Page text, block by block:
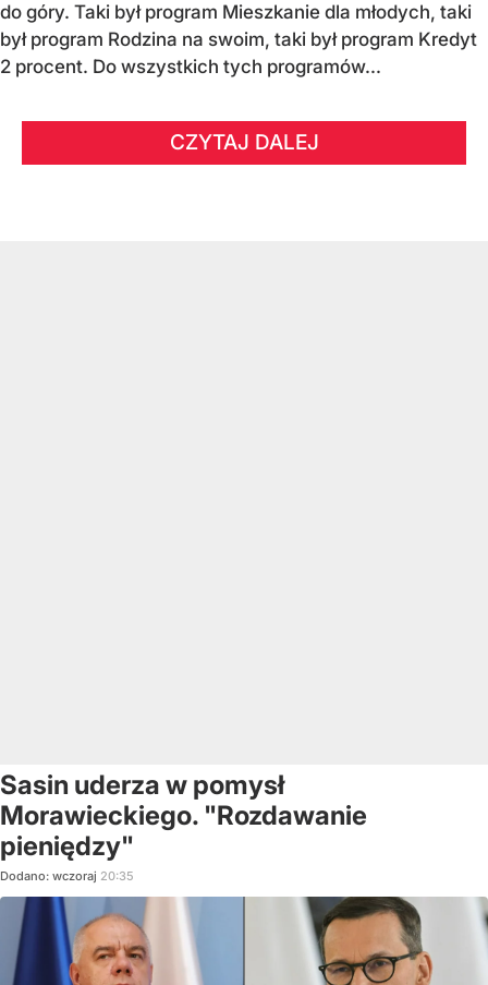
do góry. Taki był program Mieszkanie dla młodych, taki
był program Rodzina na swoim, taki był program Kredyt
2 procent. Do wszystkich tych programów...
CZYTAJ DALEJ
Sasin uderza w pomysł
Morawieckiego. "Rozdawanie
pieniędzy"
Dodano: wczoraj 20:35